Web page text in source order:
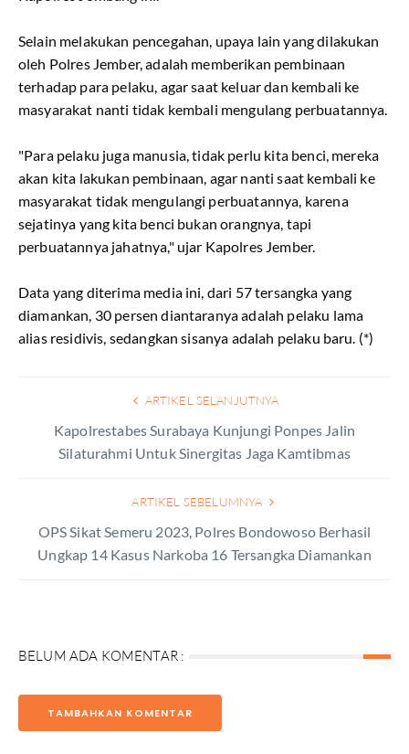
Selain melakukan pencegahan, upaya lain yang dilakukan
oleh Polres Jember, adalah memberikan pembinaan
terhadap para pelaku, agar saat keluar dan kembali ke
masyarakat nanti tidak kembali mengulang perbuatannya.
"Para pelaku juga manusia, tidak perlu kita benci, mereka
akan kita lakukan pembinaan, agar nanti saat kembali ke
masyarakat tidak mengulangi perbuatannya, karena
sejatinya yang kita benci bukan orangnya, tapi
perbuatannya jahatnya," ujar Kapolres Jember.
Data yang diterima media ini, dari 57 tersangka yang
diamankan, 30 persen diantaranya adalah pelaku lama
alias residivis, sedangkan sisanya adalah pelaku baru. (*)
ARTIKEL SELANJUTNYA
Kapolrestabes Surabaya Kunjungi Ponpes Jalin
Silaturahmi Untuk Sinergitas Jaga Kamtibmas
ARTIKEL SEBELUMNYA
OPS Sikat Semeru 2023, Polres Bondowoso Berhasil
Ungkap 14 Kasus Narkoba 16 Tersangka Diamankan
BELUM ADA KOMENTAR :
TAMBAHKAN KOMENTAR